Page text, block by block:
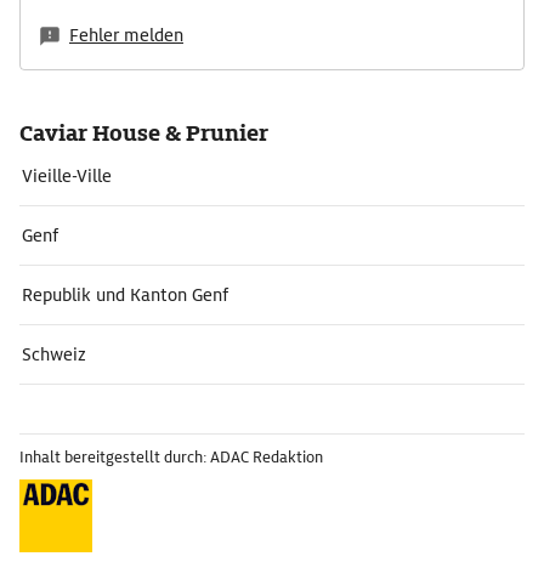
Fehler melden
Caviar House & Prunier
Vieille-Ville
Genf
Republik und Kanton Genf
Schweiz
Inhalt bereitgestellt durch: ADAC Redaktion